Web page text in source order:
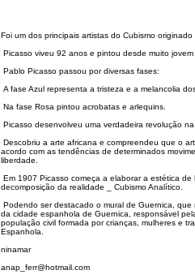
Foi um dos principais artistas do Cubismo
Picasso viveu 92 anos e pintou desde muito
Pablo Picasso passou por diversas fases:
A fase Azul representa a tristeza e a melancolia
Na fase Rosa pintou acrobatas e arlequins
Picasso desenvolveu uma verdadeira revolução
Descobriu a arte africana e compreendeu que o
acordo com as tendências de determinados
liberdade.
Em 1907 Picasso começa a elaborar a estética
decomposição da realidade _ Cubismo Analítico
Podendo ser destacado o mural de Guernica,
da cidade espanhola de Guernica, responsável
população civil formada por crianças, mulheres e
Espanhola.
ninamar
anap_ferr@hotmail.com